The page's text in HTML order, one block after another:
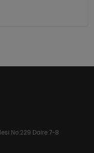
No:229 Daire:7-8